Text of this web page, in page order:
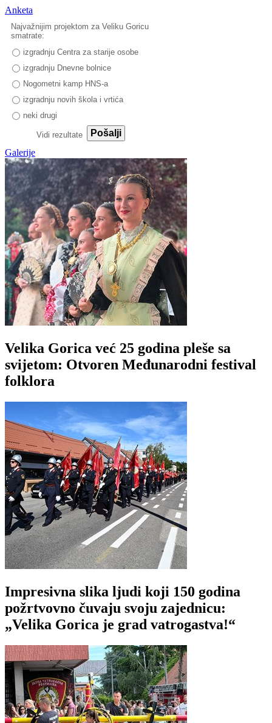
Anketa
Najvažnijim projektom za Veliku Goricu
smatrate:
izgradnju Centra za starije osobe
izgradnju Dnevne bolnice
Nogometni kamp HNS-a
izgradnju novih škola i vrtića
neki drugi
Vidi rezultate
Pošalji
Galerije
Velika Gorica već 25 godina pleše sa
svijetom: Otvoren Međunarodni festival
folklora
Impresivna slika ljudi koji 150 godina
požrtvovno čuvaju svoju zajednicu:
„Velika Gorica je grad vatrogastva!“